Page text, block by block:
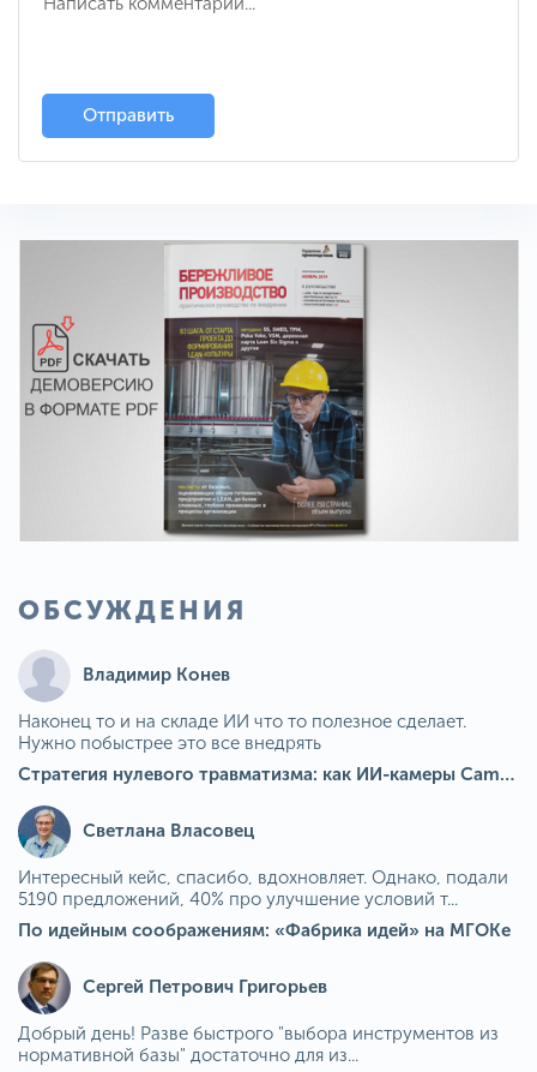
Отправить
ОБСУЖДЕНИЯ
Владимир Конев
Наконец то и на складе ИИ что то полезное сделает.
Нужно побыстрее это все внедрять
Стратегия нулевого травматизма: как ИИ-камеры Camkord снижают риск наезда на пешехода при работе на погрузчике
Светлана Власовец
Интересный кейс, спасибо, вдохновляет. Однако, подали
5190 предложений, 40% про улучшение условий т...
По идейным соображениям: «Фабрика идей» на МГОКе
Сергей Петрович Григорьев
Добрый день! Разве быстрого "выбора инструментов из
нормативной базы" достаточно для из...